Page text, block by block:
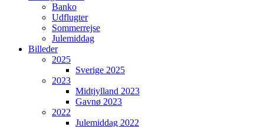
Banko
Udflugter
Sommerrejse
Julemiddag
Billeder
2025
Sverige 2025
2023
Midtjylland 2023
Gavnø 2023
2022
Julemiddag 2022